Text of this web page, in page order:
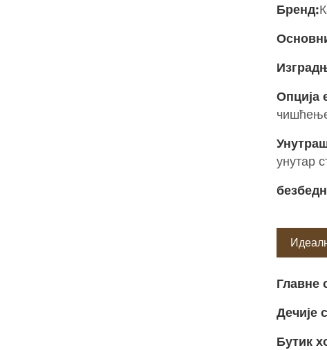
Бренд:
Опција
унутар
Главне
Дечије
Бутик